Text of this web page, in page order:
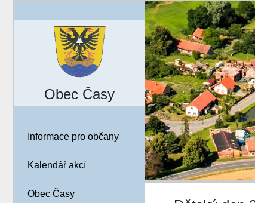
Obec Časy
Informace pro občany
Kalendář akcí
Obec Časy